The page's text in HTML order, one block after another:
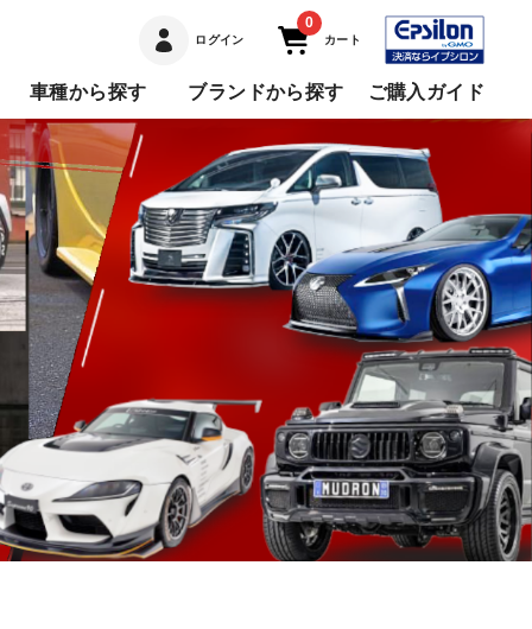
ログイン
0
カート
車種から探す ブランドから探す ご購入ガイド